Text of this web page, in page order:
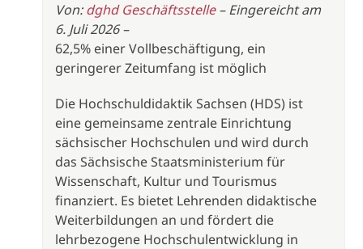
Von:dghd Geschäftsstelle– Eingereicht am
6. Juli 2026 –
62,5% einer Vollbeschäftigung, ein
geringerer Zeitumfang ist möglich
Die Hochschuldidaktik Sachsen (HDS) ist
eine gemeinsame zentrale Einrichtung
sächsischer Hochschulen und wird durch
das Sächsische Staatsministerium für
Wissenschaft, Kultur und Tourismus
finanziert. Es bietet Lehrenden didaktische
Weiterbildungen an und fördert die
lehrbezogene Hochschulentwicklung in